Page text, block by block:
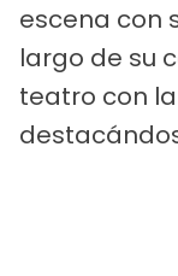
escena con
largo de su
teatro con